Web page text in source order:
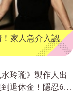
家人急介入認
玲瓏》製作人出
退休金！隱忍6年